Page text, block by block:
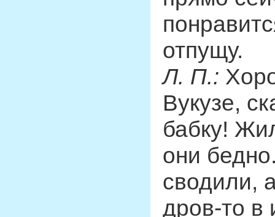
отпущу.
Л. П.:
Вукузе,
бабку!
они
сводили,
дров-то в